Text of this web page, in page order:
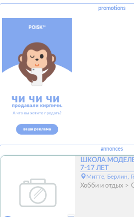
promotions
annonces
ШКОЛА
7-17 ЛЕТ
Митте, Берлин,
Хобби и отдых